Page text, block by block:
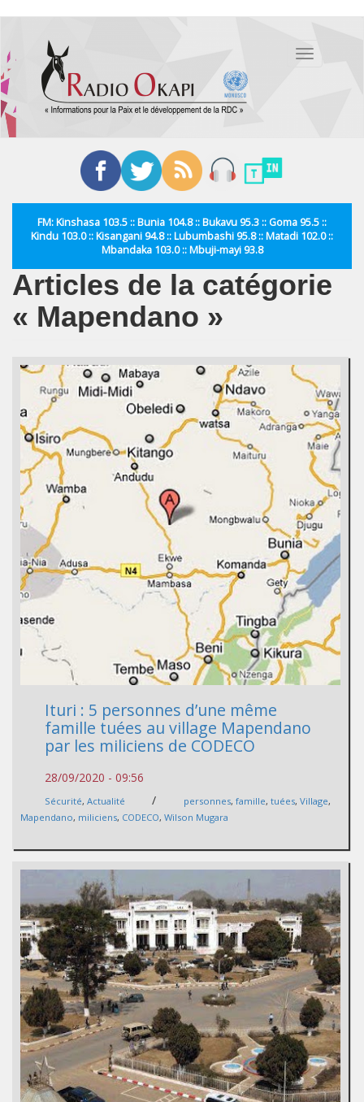
contenu
principal
Toggle
FM: Kinshasa 103.5 :: Bunia 104.8 :: Bukavu 95.3 :: Goma 95.5 ::
Kindu 103.0 :: Kisangani 94.8 :: Lubumbashi 95.8 :: Matadi 102.0 ::
Mbandaka 103.0 :: Mbuji-mayi 93.8
Articles de la catégorie
« Mapendano »
Ituri : 5 personnes d’une même
famille tuées au village Mapendano
par les miliciens de CODECO
28/09/2020 - 09:56
Sécurité, Actualité / personnes, famille, tuées, Village,
Mapendano, miliciens, CODECO, Wilson Mugara